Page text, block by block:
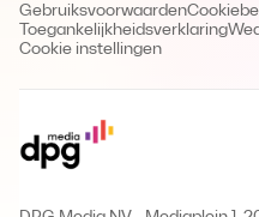
Gebruiksvoorwaarden
Toegankelijkheidsverklaring
Cookie instellingen